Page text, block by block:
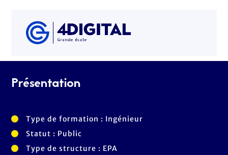
Présentation
Type de formation : Ingénieur
Statut : Public
Type de structure : EPA